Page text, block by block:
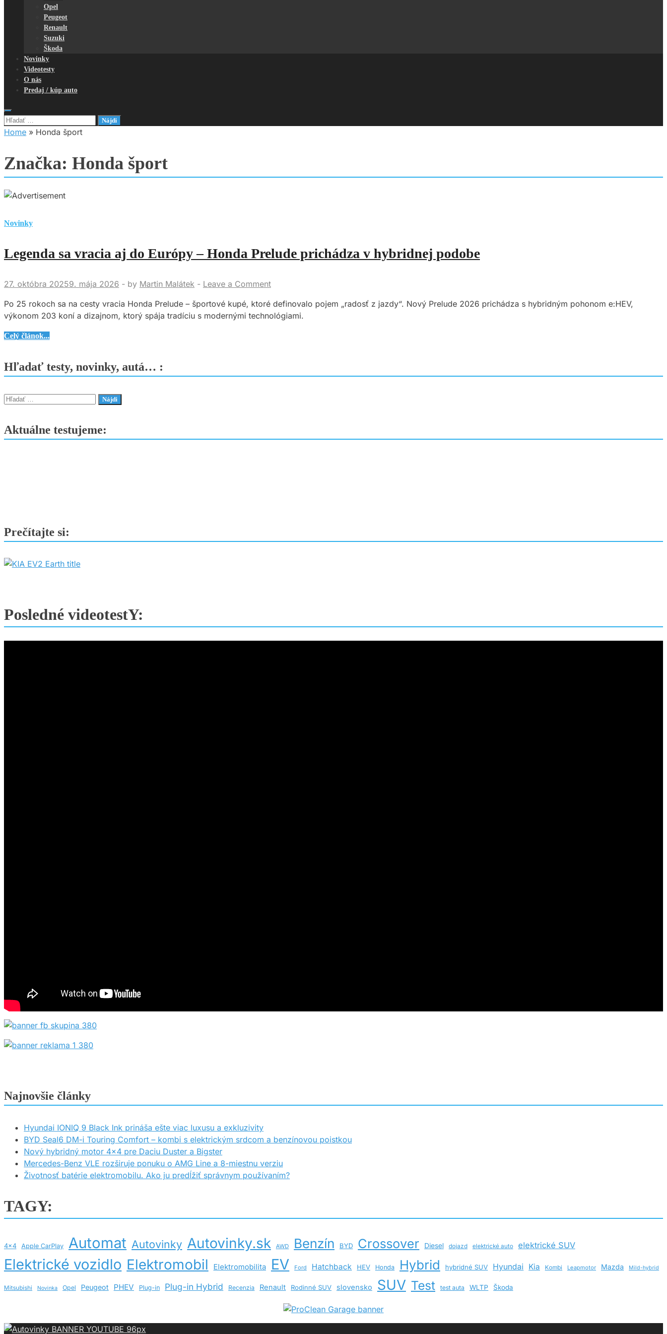
Opel
Peugeot
Renault
Suzuki
Škoda
Novinky
Videotesty
O nás
Predaj / kúp auto
Hľadať:
Home » Honda šport
Značka: Honda šport
Novinky
Legenda sa vracia aj do Európy – Honda Prelude prichádza v hybridnej podobe
27. októbra 20259. mája 2026 - by Martin Malátek - Leave a Comment
Po 25 rokoch sa na cesty vracia Honda Prelude – športové kupé, ktoré definovalo pojem „radosť z jazdy“. Nový Prelude 2026 prichádza s hybridným pohonom e:HEV,
výkonom 203 koní a dizajnom, ktorý spája tradíciu s modernými technológiami.
Legenda
aj
Európy
–
Prelude
prichádza
Celý článok...
Hľadať testy, novinky, autá… :
Hľadať:
Aktuálne testujeme:
Prečítajte si:
Posledné videotestY:
Najnovšie články
Hyundai IONIQ 9 Black Ink prináša ešte viac luxusu a exkluzivity
BYD Seal6 DM-i Touring Comfort – kombi s elektrickým srdcom a benzínovou poistkou
Nový hybridný motor 4×4 pre Daciu Duster a Bigster
Mercedes-Benz VLE rozširuje ponuku o AMG Line a 8-miestnu verziu
Životnosť batérie elektromobilu. Ako ju predĺžiť správnym používaním?
TAGY:
4x4 Apple CarPlay Automat Autovinky Autovinky.sk AWD Benzín BYD Crossover Diesel dojazd elektrické auto elektrické SUV
Elektrické vozidlo Elektromobil Elektromobilita EV Ford Hatchback HEV Honda Hybrid hybridné SUV Hyundai Kia Kombi Leapmotor Mazda Mild-hybrid
Mitsubishi Novinka Opel Peugeot PHEV Plug-in Plug-in Hybrid Recenzia Renault Rodinné SUV slovensko SUV Test test auta WLTP Škoda